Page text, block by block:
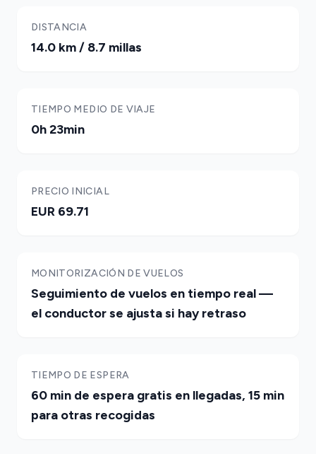
DISTANCIA
14.0 km / 8.7 millas
TIEMPO MEDIO DE VIAJE
0h 23min
PRECIO INICIAL
EUR 69.71
MONITORIZACIÓN DE VUELOS
Seguimiento de vuelos en tiempo real —
el conductor se ajusta si hay retraso
TIEMPO DE ESPERA
60 min de espera gratis en llegadas, 15 min
para otras recogidas